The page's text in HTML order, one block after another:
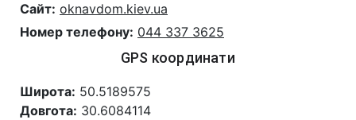
Сайт: oknavdom.kiev.ua
Номер телефону: 044 337 3625
GPS координати
Широта: 50.5189575
Довгота: 30.6084114